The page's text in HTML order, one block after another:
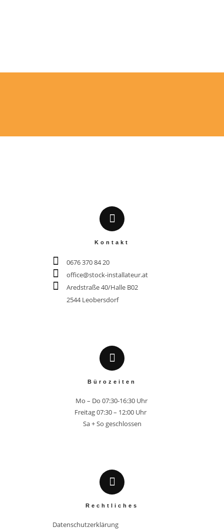
Kontakt
0676 370 84 20
office@stock-installateur.at
2544 Leobersdorf
Bürozeiten
Mo – Do 07:30-16:30 Uhr
Freitag 07:30 – 12:00 Uhr
Sa + So geschlossen
Rechtliches
Datenschutzerklärung